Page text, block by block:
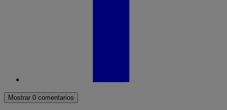
Mostrar 0 comentarios